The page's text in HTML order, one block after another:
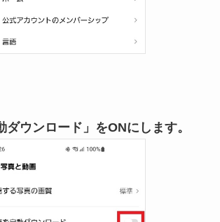
ウンロード」をONにします。